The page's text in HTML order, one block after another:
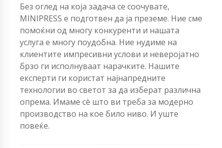
Без оглед на која задача се соочувате,
MINIPRESS е подготвен да ја преземе. Ние сме
помоќни од многу конкуренти и нашата
услуга е многу поудобна. Ние нудиме на
клиентите импресивни услови и неверојатно
брзо ги исполнуваат нарачките. Нашите
експерти ги користат најнапредните
технологии во светот за да изберат различна
опрема. Имаме сè што ви треба за модерно
производство на кое било ниво. И уште
повеќе.